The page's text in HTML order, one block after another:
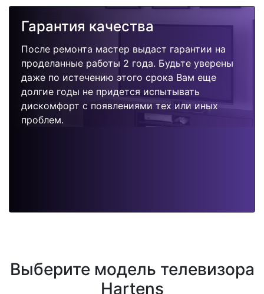
Гарантия качества
После ремонта мастер выдаст гарантии на
проделанные работы 2 года. Будьте уверены
даже по истечению этого срока Вам еще
долгие годы не придется испытывать
дискомфорт с появлениями тех или иных
проблем.
Выберите модель телевизора
Hartens